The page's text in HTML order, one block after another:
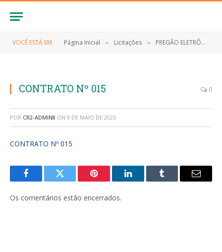
VOCÊ ESTÁ EM: Página Inicial » Licitações » PREGÃO ELETRÔNICO Nº 041/2022 (REGISTRO DE EVENTUAL AQUISIÇÃO DE EQUIPAMENTOS/MATERIAL PERMANENTE PARA ATENDER AS NECESSIDADES DA SECRETARIA MUNICIPAL DE SAÚDE)
CONTRATO Nº 015 0
POR CR2-ADMIN8 ON 9 DE MAIO DE 2023
CONTRATO Nº 015
FacebookTwitter Pinterest LinkedInTumblr
E-
Os comentários estão encerrados.